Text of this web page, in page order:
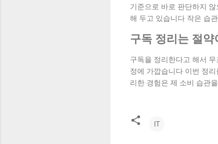
기준으로 바로 판단하지
해 두고 있습니다 작은 습
구독 정리는 절
구독을 정리한다고 해서
정에 가깝습니다 이번 정
리한 경험은 제 소비 습관
IT